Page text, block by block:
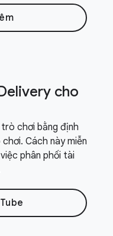
cho
chơi bằng định
Cách này miễn
phân phối tài